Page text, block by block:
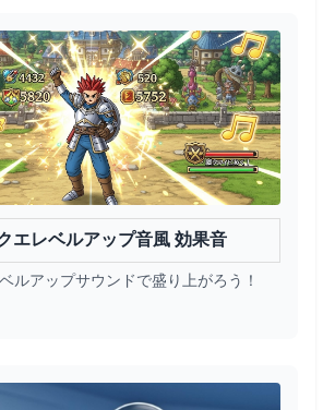
エレベルアップ音風 効果音
ルアップサウンドで盛り上がろう！